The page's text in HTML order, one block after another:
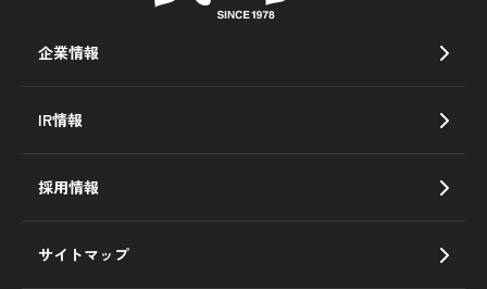
企業情報
IR情報
採用情報
サイトマップ